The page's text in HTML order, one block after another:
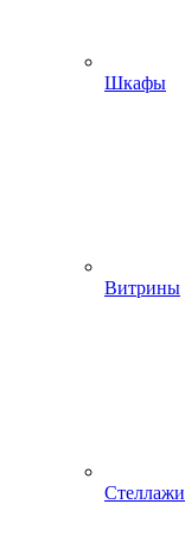
Шкафы
Витрины
Стеллажи